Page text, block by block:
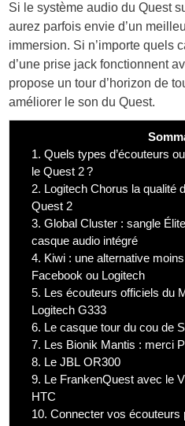
Si le système audio du Quest
aurez parfois envie d’un
immersion. Si n’importe quels
d’une prise jack fonctionnent
propose un tour d’horizon de
améliorer le son du Quest.
1. Quels types d’écouteurs
le Quest 2 ?
2. Logitech Chorus la qualité
Quest 2
3. Global Cluster : sangle
casque audio intégré
4. Kiwi : une alternative
Facebook ou Logitech
5. Les écouteurs officiels du
Logitech G333
6. Le casque tour du cou de
7. Les Bionik Mantis : merci
8. Le JBL OR300
9. Le FrankenQuest avec le
HTC
10. Connecter vos écouteurs